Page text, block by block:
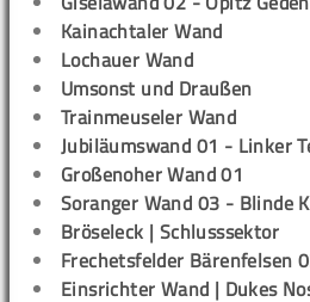
Kainachtaler Wand
Lochauer Wand
Umsonst und Draußen
Trainmeuseler Wand
Jubiläumswand 01 - Linker
Großenoher Wand 01
Soranger Wand 03 - Blinde
Bröseleck | Schlusssektor
Frechetsfelder Bärenfelsen
Einsrichter Wand | Dukes